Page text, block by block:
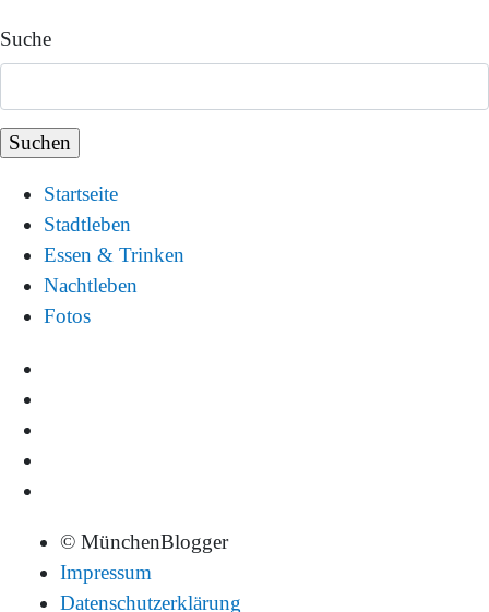
Suche
Startseite
Stadtleben
Essen & Trinken
Nachtleben
Fotos
© MünchenBlogger
Impressum
Datenschutzerklärung